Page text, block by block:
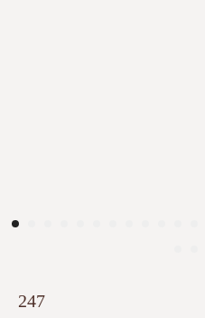
247